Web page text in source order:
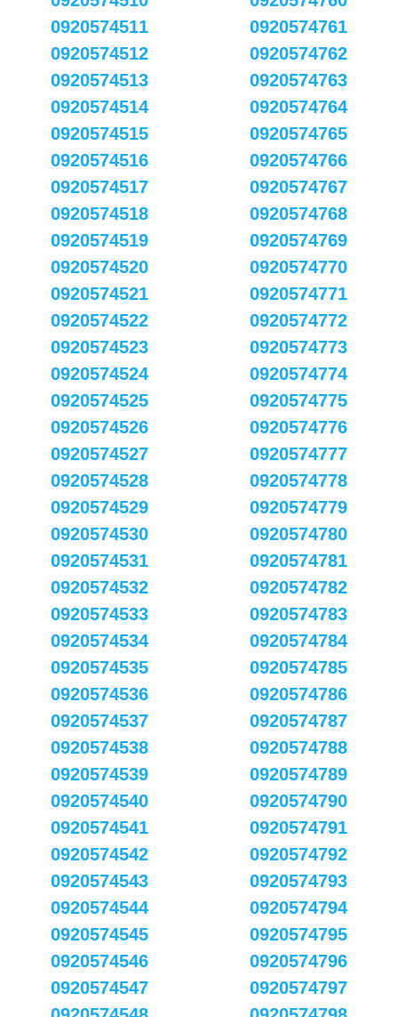
0920574511
0920574512
0920574513
0920574514
0920574515
0920574516
0920574517
0920574518
0920574519
0920574520
0920574521
0920574522
0920574523
0920574524
0920574525
0920574526
0920574527
0920574528
0920574529
0920574530
0920574531
0920574532
0920574533
0920574534
0920574535
0920574536
0920574537
0920574538
0920574539
0920574540
0920574541
0920574542
0920574543
0920574544
0920574545
0920574546
0920574547
0920574761
0920574762
0920574763
0920574764
0920574765
0920574766
0920574767
0920574768
0920574769
0920574770
0920574771
0920574772
0920574773
0920574774
0920574775
0920574776
0920574777
0920574778
0920574779
0920574780
0920574781
0920574782
0920574783
0920574784
0920574785
0920574786
0920574787
0920574788
0920574789
0920574790
0920574791
0920574792
0920574793
0920574794
0920574795
0920574796
0920574797